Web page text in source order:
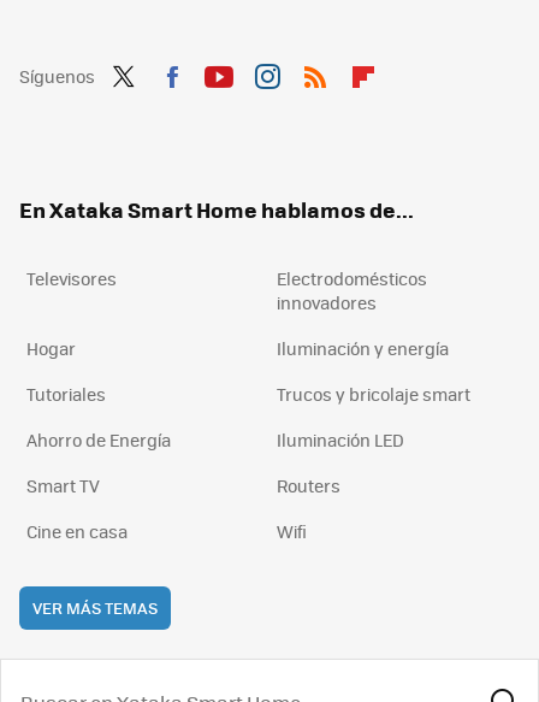
Síguenos
En Xataka Smart Home hablamos de...
Televisores
Electrodomésticos
innovadores
Hogar
Iluminación y energía
Tutoriales
Trucos y bricolaje smart
Ahorro de Energía
Iluminación LED
Smart TV
Routers
Cine en casa
Wifi
VER MÁS TEMAS